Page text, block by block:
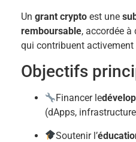
Un grant crypto est une
remboursable, accordée
qui contribuent activement
Objectifs
Financer le
(dApps,
Soutenir l’